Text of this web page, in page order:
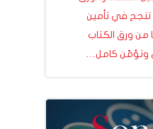
تنجح في تأمين
طنا من ورق الكتاب
وتؤمّن كامل…